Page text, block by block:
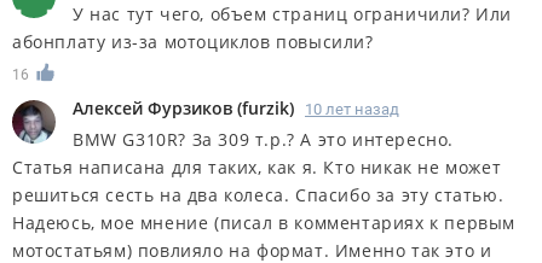
У нас тут чего, объем страниц ограничили? Или
абонплату из-за мотоциклов повысили?
16
Алексей Фурзиков (furzik) 10 лет назад
BMW G310R? За 309 т.р.? А это интересно.
Статья написана для таких, как я. Кто никак не может
решиться сесть на два колеса. Спасибо за эту статью.
Надеюсь, мое мнение (писал в комментариях к первым
мотостатьям) повлияло на формат. Именно так это и